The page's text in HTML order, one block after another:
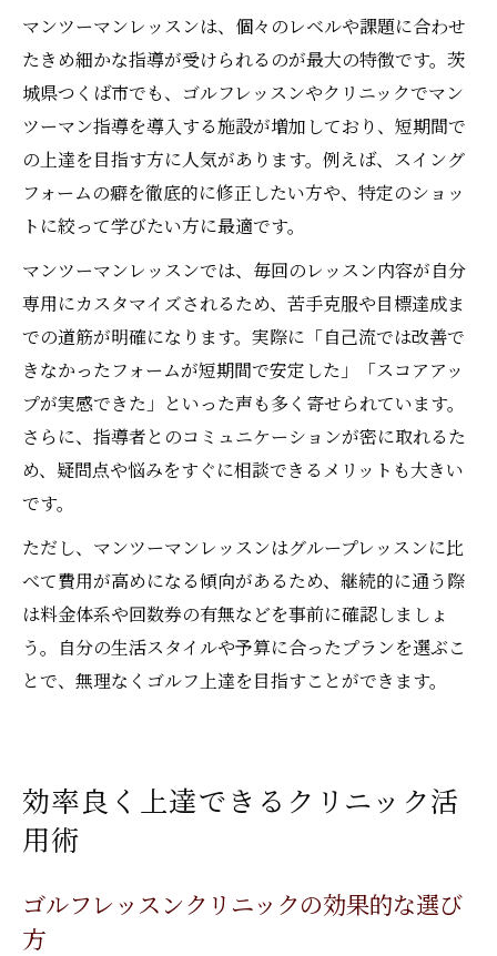
マンツーマンレッスンは、個々のレベルや課題に合わせ
たきめ細かな指導が受けられるのが最大の特徴です。茨
城県つくば市でも、ゴルフレッスンやクリニックでマン
ツーマン指導を導入する施設が増加しており、短期間で
の上達を目指す方に人気があります。例えば、スイング
フォームの癖を徹底的に修正したい方や、特定のショッ
トに絞って学びたい方に最適です。
マンツーマンレッスンでは、毎回のレッスン内容が自分
専用にカスタマイズされるため、苦手克服や目標達成ま
での道筋が明確になります。実際に「自己流では改善で
きなかったフォームが短期間で安定した」「スコアアッ
プが実感できた」といった声も多く寄せられています。
さらに、指導者とのコミュニケーションが密に取れるた
め、疑問点や悩みをすぐに相談できるメリットも大きい
です。
ただし、マンツーマンレッスンはグループレッスンに比
べて費用が高めになる傾向があるため、継続的に通う際
は料金体系や回数券の有無などを事前に確認しましょ
う。自分の生活スタイルや予算に合ったプランを選ぶこ
とで、無理なくゴルフ上達を目指すことができます。
効率良く上達できるクリニック活
用術
ゴルフレッスンクリニックの効果的な選び
方